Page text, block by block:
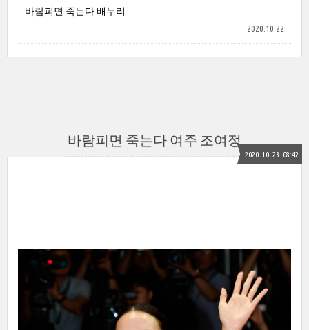
바람피면 죽는다 배누리
2020.10.22
바람피면 죽는다 여주 조여정
2020. 10. 23. 08:42